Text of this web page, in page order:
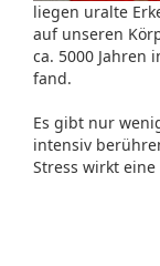
liegen uralte
auf unseren
ca. 5000 Jahren
fand.
Es gibt nur
intensiv
Stress wirkt